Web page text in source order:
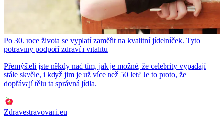
Po 30. roce života se vyplatí zaměřit na kvalitní jídelníček. Tyto
potraviny podpoří zdraví i vitalitu
Přemýšleli jste někdy nad tím, jak je možné, že celebrity vypadají
stále skvěle, i když jim je už více než 50 let? Je to proto, že
dopřávají tělu ta správná jídla.
Zdravestravovani.eu